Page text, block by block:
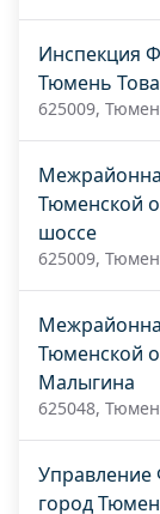
Инспекция
Тюмень
625009,
Тюменской
шоссе
625009,
Тюменской
Малыгина
625048,
Управление
город